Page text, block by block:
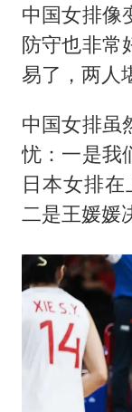
中国女排像
防守也非常
易了，两人
中国女排虽
忧：一是我
日本女排在
二是王媛媛